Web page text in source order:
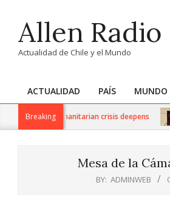
contentAllen Radio
Actualidad de Chile y el Mundo
Primary
Navigation
ACTUALIDAD PAÍS MUNDO
Breaking
as humanitarian crisis deepens
Mesa de la
BY: ADMINWEB